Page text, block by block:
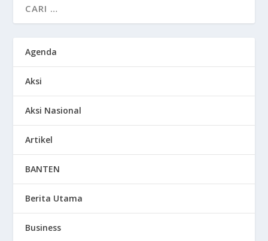
Agenda
Aksi
Aksi Nasional
Artikel
BANTEN
Berita Utama
Business